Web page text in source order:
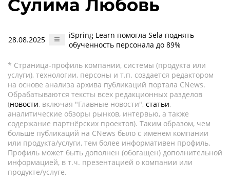
Сулима Любовь
28.08.2025
iSpring Learn помогла Sela поднять
обученность персонала до 89%
* Страница-профиль компании, системы (продукта или
услуги), технологии, персоны и т.п. создается редактором
на основе анализа архива публикаций портала CNews.
Обрабатываются тексты всех редакционных разделов
(новости, включая "Главные новости", статьи,
аналитические обзоры рынков, интервью, а также
содержание партнёрских проектов). Таким образом, чем
больше публикаций на CNews было с именем компании
или продукта/услуги, тем более информативен профиль.
Профиль может быть дополнен (обогащен) дополнительной
информацией, в т.ч. презентацией о компании или
продукте/услуге.